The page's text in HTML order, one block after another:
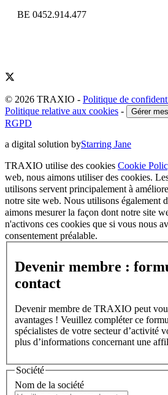
BE 0452.914.477
© 2026 TRAXIO - Politique de
Politique relative aux cookies - Gérer
RGPD
a digital solution byStarring Jane
TRAXIO utilise des cookies Cookie
web, nous aimons utiliser des cookies.
utilisons servent principalement à
notre site web. Nous utilisons également
aimons mesurer la façon dont notre site
n'activons ces cookies que si vous nous
consentement préalable.
Devenir membre :
contact
Devenir membre de TRAXIO peut
avantages ! Veuillez compléter ce
spécialistes de votre secteur d’activité
plus d’informations concernant une
Société
Nom de la société